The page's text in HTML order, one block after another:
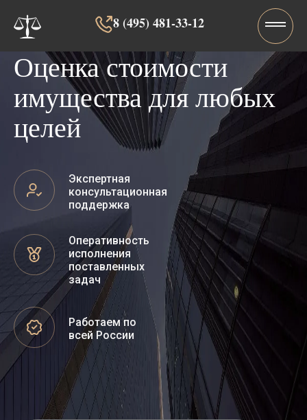
8 (495) 481-33-12‬‬
Оценка стоимости
имущества для любых
целей
Экспертная
консультационная
поддержка
Оперативность
исполнения
поставленных
задач
Работаем по
всей России